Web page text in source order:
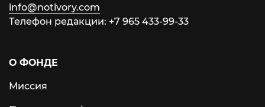
info@notivory.com
Телефон редакции: +7 965 433-99-33
О ФОНДЕ
Миссия